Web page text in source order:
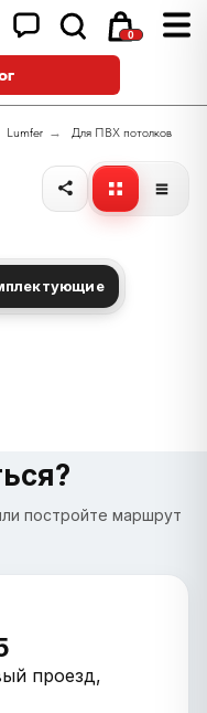
0
Lumfer → Для ПВХ потолков
постройте маршрут
проезд,